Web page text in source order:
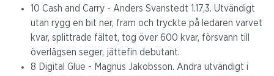
10 Cash and Carry - Anders Svanstedt 1.17,3. Utvändigt
utan rygg en bit ner, fram och tryckte på ledaren varvet
kvar, splittrade fältet, tog över 600 kvar, försvann till
överlägsen seger, jättefin debutant.
8 Digital Glue - Magnus Jakobsson. Andra utvändigt i